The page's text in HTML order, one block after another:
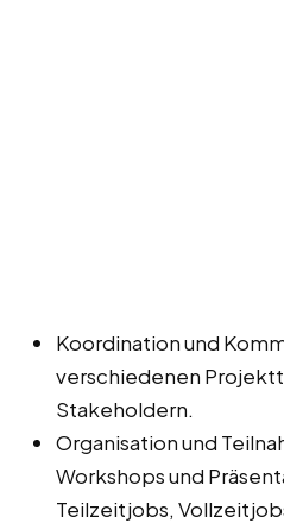
Koordination und
verschiedenen
Stakeholdern.
Organisation und
Workshops und
Teilzeitjobs,